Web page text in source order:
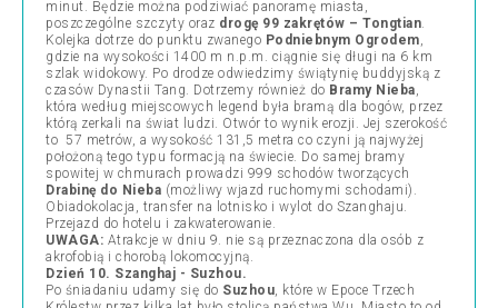
minut. Będzie można podziwiać panoramę miasta,
poszczególne szczyty oraz drogę 99 zakrętów – Tongtian.
Kolejka dotrze do punktu zwanego Podniebnym Ogrodem,
gdzie na wysokości 1400 m n.p.m. ciągnie się długi na 6 km
szlak widokowy. Po drodze odwiedzimy świątynię buddyjską z
czasów Dynastii Tang. Dotrzemy również do Bramy Nieba,
która według miejscowych legend była bramą dla bogów, przez
którą zerkali na świat ludzi. Otwór to wynik erozji. Jej szerokość
to 57 metrów, a wysokość 131,5 metra co czyni ją najwyżej
położoną tego typu formacją na świecie. Do samej bramy
spowitej w chmurach prowadzi 999 schodów tworzących
Drabinę do Nieba (możliwy wjazd ruchomymi schodami).
Obiadokolacja, transfer na lotnisko i wylot do Szanghaju.
Przejazd do hotelu i zakwaterowanie.
UWAGA: Atrakcje w dniu 9. nie są przeznaczona dla osób z
akrofobią i chorobą lokomocyjną.
Dzień 10. Szanghaj - Suzhou.
Po śniadaniu udamy się do Suzhou, które w Epoce Trzech